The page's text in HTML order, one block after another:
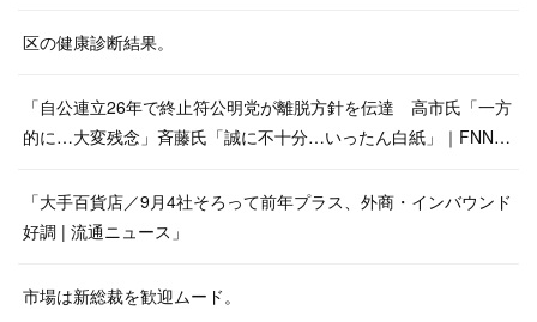
区の健康診断結果。
「自公連立26年で終止符公明党が離脱方針を伝達 高市氏「一方
的に…大変残念」斉藤氏「誠に不十分…いったん白紙」｜FNN…
「大手百貨店／9月4社そろって前年プラス、外商・インバウンド
好調 | 流通ニュース」
市場は新総裁を歓迎ムード。